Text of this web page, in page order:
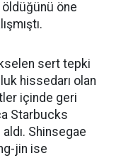
öne
sert tepki
hissedarı olan
içinde geri
Starbucks
Shinsegae
jin ise